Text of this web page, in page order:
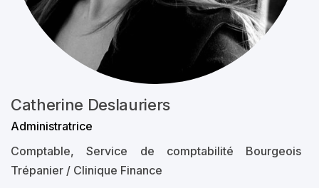
Catherine Deslauriers
Administratrice
Comptable, Service de comptabilité Bourgeois
Trépanier / Clinique Finance